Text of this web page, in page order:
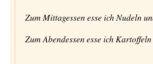
Zum Mittagessen esse ich Nudeln
Zum Abendessen esse ich